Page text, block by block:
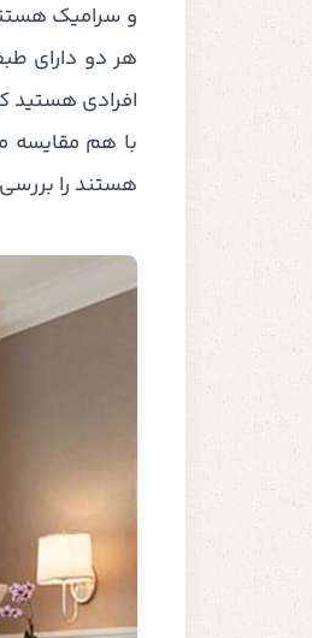
و سرامیک
هر دو دارای
افرادی هستید
با هم مقایسه
هستند را